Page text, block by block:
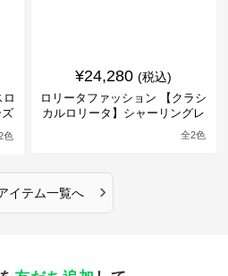
色
¥24,280 (税込)
ロリータファッション 【クラシ
カルロリータ】シャーリングレ
ースフリルシフォンスカートド
全2色
イテム一覧へ ›